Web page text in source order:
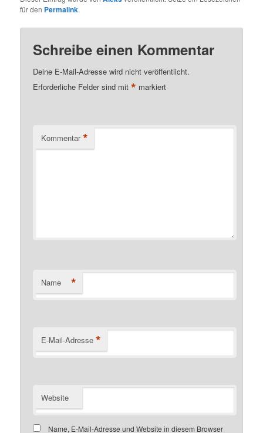
für den Permalink.
Schreibe einen Kommentar
Deine E-Mail-Adresse wird nicht veröffentlicht.
Erforderliche Felder sind mit* markiert
Kommentar *
Name *
E-Mail-Adresse *
Website
Name, E-Mail-Adresse und Website in diesem Browser